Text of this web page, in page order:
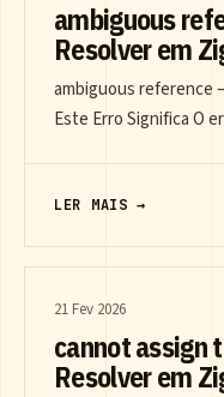
ambiguous
Resolver em
ambiguous reference
Este Erro Significa O
LER MAIS →
21 Fev 2026
cannot assign
Resolver em